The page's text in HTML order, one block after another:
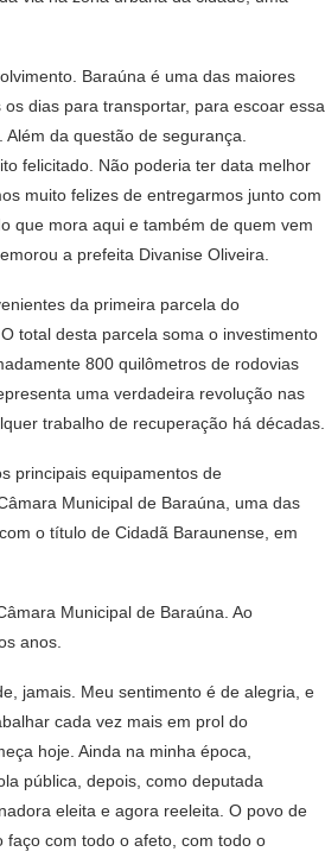
Baraúna é uma das maiores
dias para transportar, para escoar essa
da questão de segurança.
felicitado. Não poderia ter data melhor
muito felizes de entregarmos junto com
que mora aqui e também de quem vem
a prefeita Divanise Oliveira.
da primeira parcela do
total desta parcela soma o investimento
800 quilômetros de rodovias
uma verdadeira revolução nas
trabalho de recuperação há décadas.
principais equipamentos de
Municipal de Baraúna, uma das
o título de Cidadã Baraunense, em
Municipal de Baraúna. Ao
anos.
jamais. Meu sentimento é de alegria, e
cada vez mais em prol do
hoje. Ainda na minha época,
pública, depois, como deputada
eleita e agora reeleita. O povo de
com todo o afeto, com todo o